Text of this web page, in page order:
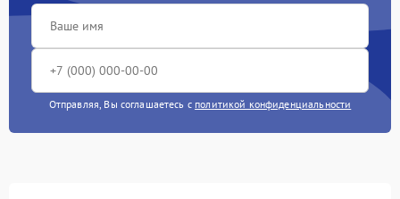
Отправляя, Вы соглашаетесь с политикой конфиденциальности